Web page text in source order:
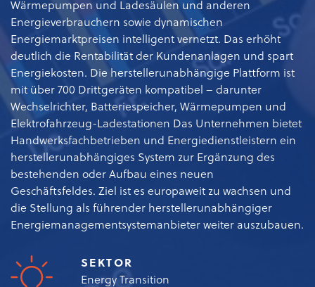
Wärmepumpen und Ladesäulen und anderen
Energieverbrauchern sowie dynamischen
Energiemarktpreisen intelligent vernetzt. Das erhöht
deutlich die Rentabilität der Kundenanlagen und spart
Energiekosten. Die herstellerunabhängige Plattform ist
mit über 700 Drittgeräten kompatibel – darunter
Wechselrichter, Batteriespeicher, Wärmepumpen und
Elektrofahrzeug-Ladestationen Das Unternehmen bietet
Handwerksfachbetrieben und Energiedienstleistern ein
herstellerunabhängiges System zur Ergänzung des
bestehenden oder Aufbau eines neuen
Geschäftsfeldes. Ziel ist es europaweit zu wachsen und
die Stellung als führender herstellerunabhängiger
Energiemanagementsystemanbieter weiter auszubauen.
SEKTOR
Energy Transition